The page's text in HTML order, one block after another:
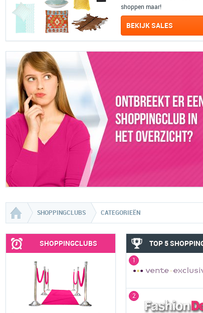
shoppen maar!
BEKIJK SALES
SHOPPINGCLUBS CATEGORIEËN
SHOPPINGCLUBS TOP 5
1
2